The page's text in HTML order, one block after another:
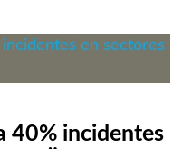
40% incidentes